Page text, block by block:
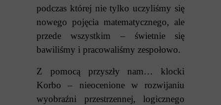
podczas której nie tylko uczyliśmy się
nowego pojęcia matematycznego, ale
przede wszystkim – świetnie się
bawiliśmy i pracowaliśmy zespołowo.
Z pomocą przyszły nam… klocki
Korbo – nieocenione w rozwijaniu
wyobraźni przestrzennej, logicznego